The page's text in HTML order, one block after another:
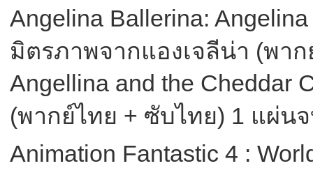
Angelina Ballerina:
มิตรภาพจากแองเจลีน่า (พา
Angellina and the Cheddar
(พากย์ไทย + ซับไทย) 1 แผ่น
Animation Fantastic 4 :